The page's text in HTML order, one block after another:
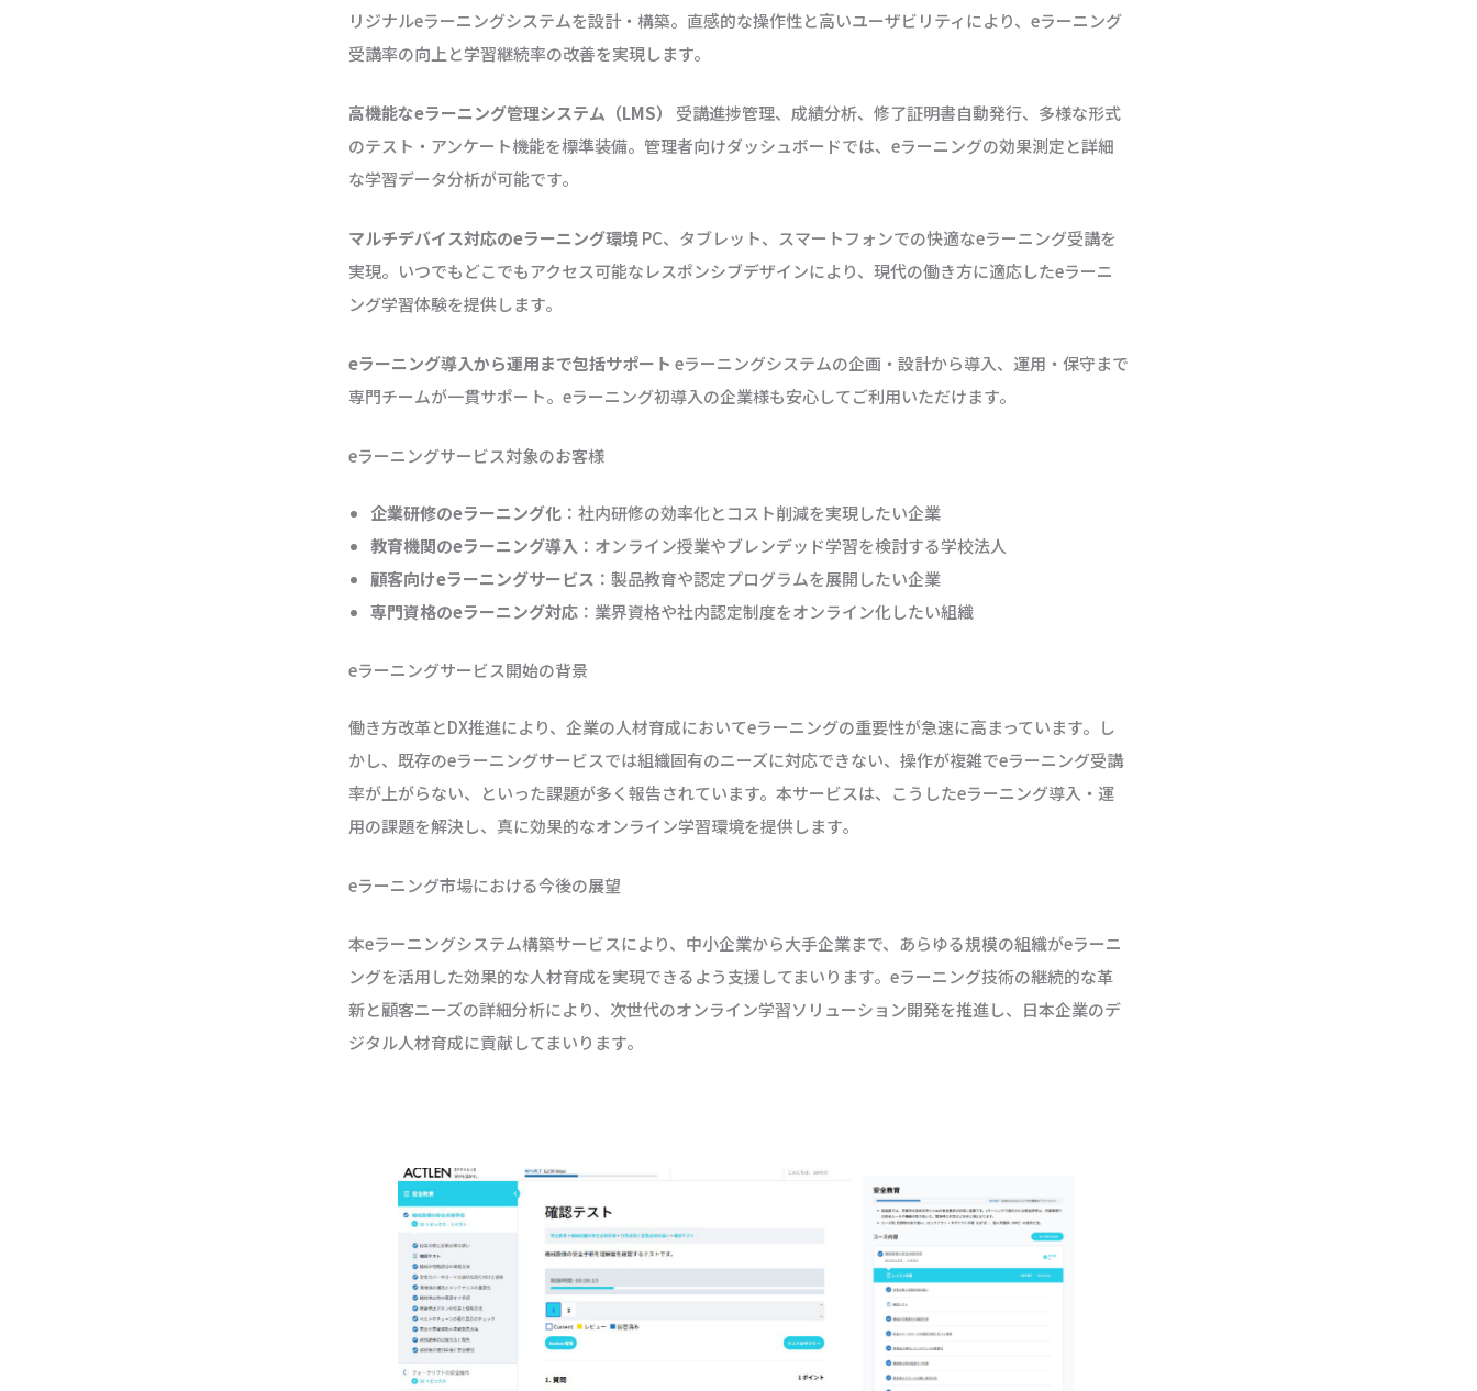
リジナルeラーニングシステムを設計・構築。直感的な操作性と高いユーザビリティにより、eラーニング
受講率の向上と学習継続率の改善を実現します。
高機能なeラーニング管理システム（LMS）
受講進捗管理、成績分析、修了証明書自動発行、多様な形式
のテスト・アンケート機能を標準装備。管理者向けダッシュボードでは、eラーニングの効果測定と詳細
な学習データ分析が可能です。
マルチデバイス対応のeラーニング環境PC、タブレット、スマートフォンでの快適なeラーニング受講を
実現。いつでもどこでもアクセス可能なレスポンシブデザインにより、現代の働き方に適応したeラーニ
ング学習体験を提供します。
eラーニング導入から運用まで包括サポート eラーニングシステムの企画・設計から導入、運用・保守まで
専門チームが一貫サポート。eラーニング初導入の企業様も安心してご利用いただけます。
eラーニングサービス対象のお客様
企業研修のeラーニング化 ：社内研修の効率化とコスト削減を実現したい企業
教育機関のeラーニング導入 ：オンライン授業やブレンデッド学習を検討する学校法人
顧客向けeラーニングサービス ：製品教育や認定プログラムを展開したい企業
専門資格のeラーニング対応 ：業界資格や社内認定制度をオンライン化したい組織
eラーニングサービス開始の背景
働き方改革とDX推進により、企業の人材育成においてeラーニングの重要性が急速に高まっています。し
かし、既存のeラーニングサービスでは組織固有のニーズに対応できない、操作が複雑でeラーニング受講
率が上がらない、といった課題が多く報告されています。本サービスは、こうしたeラーニング導入・運
用の課題を解決し、真に効果的なオンライン学習環境を提供します。
eラーニング市場における今後の展望
本eラーニングシステム構築サービスにより、中小企業から大手企業まで、あらゆる規模の組織がeラーニ
ングを活用した効果的な人材育成を実現できるよう支援してまいります。eラーニング技術の継続的な革
新と顧客ニーズの詳細分析により、次世代のオンライン学習ソリューション開発を推進し、日本企業のデ
ジタル人材育成に貢献してまいります。